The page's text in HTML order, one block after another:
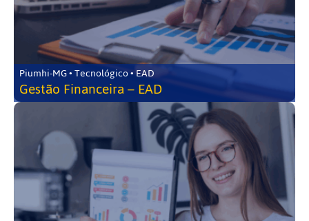
Piumhi-MG • Tecnológico • EAD
Gestão Financeira – EAD